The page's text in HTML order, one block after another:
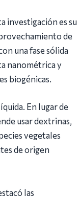
investigación es su
de
una fase sólida
nanométrica y
biogénicas.
En lugar de
usar dextrinas,
vegetales
de origen
las